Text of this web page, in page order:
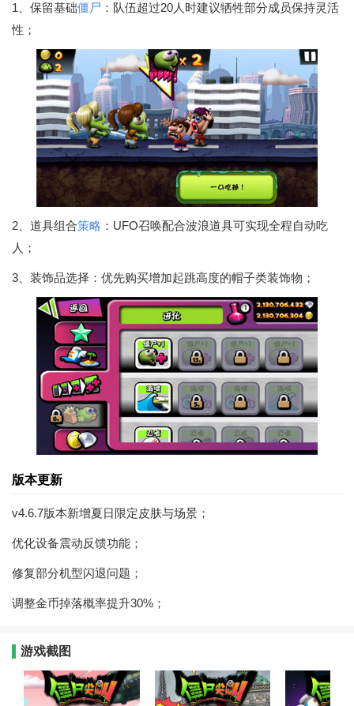
1、保留基础僵尸 ：队伍超过20人时建议牺牲部分成员保持灵活
性；
2、道具组合策略 ：UFO召唤配合波浪道具可实现全程自动吃
人；
3、装饰品选择：优先购买增加起跳高度的帽子类装饰物；
版本更新
v4.6.7版本新增夏日限定皮肤与场景；
优化设备震动反馈功能；
修复部分机型闪退问题；
调整金币掉落概率提升30%；
游戏截图